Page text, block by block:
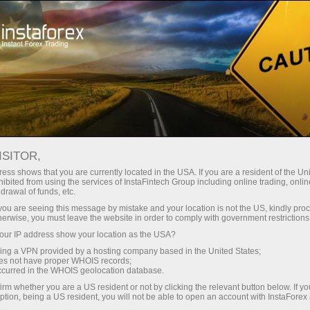
Трейдерів Торгові умови
Торгові інструменти
EURNZD
EURNZD
1.96544 (%) 06 Aug 2026 16:16
Купити
1.96544
1.96424
shows that you are currently located in the USA. If you are a resident of the
from using the services of InstaFintech Group including online trading,
of funds, etc.
are seeing this message by mistake and your location is not the US, kindly
you must leave the website in order to comply with government
IP address show your location as the USA?
a VPN provided by a hosting company based in the United States;
not have proper WHOIS records;
in the WHOIS geolocation database.
whether you are a US resident or not by clicking the relevant button below. If
being a US resident, you will not be able to open an account with InstaForex